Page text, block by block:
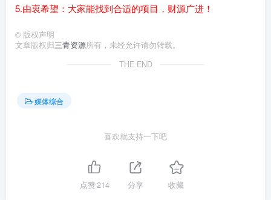
5.由衷希望：大家能找到合适的项目，财源广进！
© 版权声明
文章版权归三青资源所有，未经允许请勿转载。
THE END
媒体综合
喜欢就支持一下吧
点赞214 分享 收藏